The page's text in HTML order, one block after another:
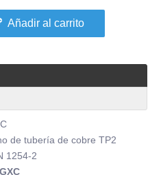
Añadir al carrito
de tubería de cobre TP2
1254-2